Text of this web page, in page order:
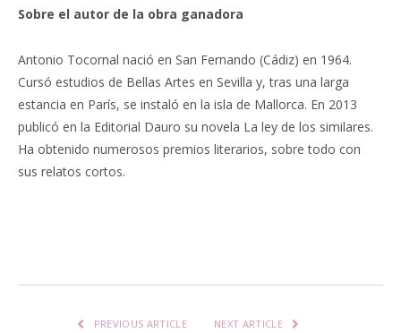
Sobre el autor de la obra ganadora
Antonio Tocornal nació en San Fernando (Cádiz) en 1964.
Cursó estudios de Bellas Artes en Sevilla y, tras una larga
estancia en París, se instaló en la isla de Mallorca. En 2013
publicó en la Editorial Dauro su novela La ley de los similares.
Ha obtenido numerosos premios literarios, sobre todo con
sus relatos cortos.
PREVIOUS ARTICLE NEXT ARTICLE